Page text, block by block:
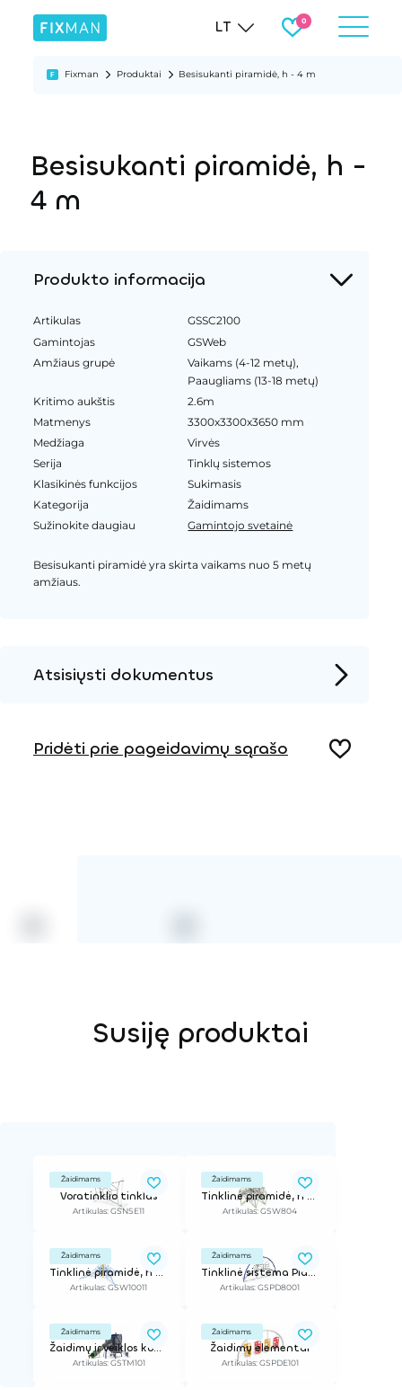
LT
Fixman Produktai Besisukanti piramidė, h - 4 m
Besisukanti piramidė, h -
4 m
Produkto informacija
Artikulas
GSSC2100
Gamintojas
GSWeb
Amžiaus grupė
Vaikams (4-12 metų),
Paaugliams (13-18 metų)
Kritimo aukštis
2.6m
Matmenys
3300x3300x3650 mm
Medžiaga
Virvės
Serija
Tinklų sistemos
Klasikinės funkcijos
Sukimasis
Kategorija
Žaidimams
Sužinokite daugiau
Gamintojo svetainė
Besisukanti piramidė yra skirta vaikams nuo 5 metų
amžiaus.
Atsisiųsti dokumentus
Pridėti prie pageidavimų sąrašo
Susiję produktai
Žaidimams
Voratinklio tinklas
Artikulas: GSNSE11
Žaidimams
Tinklinė piramidė, h - 4,2 m
Artikulas: GSW804
Žaidimams
Tinklinė piramidė, h - 3,2 m
Artikulas: GSW10011
Žaidimams
Tinklinė sistema Play Dome S
Artikulas: GSPD8001
Žaidimams
Žaidimų ir veiklos kompleksas
Artikulas: GSTM101
Žaidimams
Žaidimų elementai
Artikulas: GSPDE101